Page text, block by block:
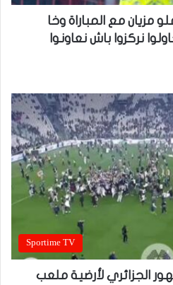
مزيان مع المباراة وخا
نركزوا باش نعاونوا
Sportime TV
الجزائري لأرضية ملعب